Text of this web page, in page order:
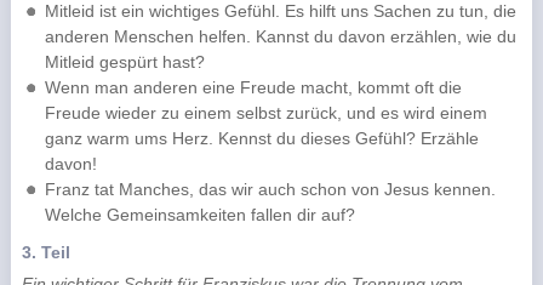
Mitleid ist ein wichtiges Gefühl. Es hilft uns Sachen zu tun, die
anderen Menschen helfen. Kannst du davon erzählen, wie du
Mitleid gespürt hast?
Wenn man anderen eine Freude macht, kommt oft die
Freude wieder zu einem selbst zurück, und es wird einem
ganz warm ums Herz. Kennst du dieses Gefühl? Erzähle
davon!
Franz tat Manches, das wir auch schon von Jesus kennen.
Welche Gemeinsamkeiten fallen dir auf?
3. Teil